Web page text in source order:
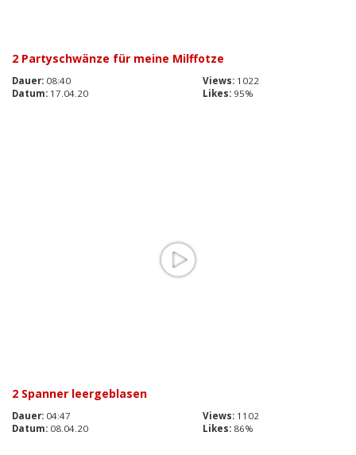
2 Partyschwänze für meine Milffotze
Dauer: 08:40 Views: 1022
Datum: 17.04.20 Likes: 95%
2 Spanner leergeblasen
Dauer: 04:47 Views: 1102
Datum: 08.04.20 Likes: 86%